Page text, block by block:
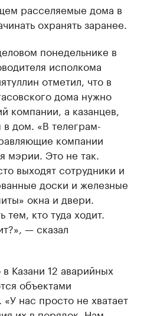
расселяемые дома в
охранять заранее.
понедельнике в
исполкома
отметил, что в
дома нужно
компании, а казанцев,
дом. «В телеграм-
компании
мэрии. Это не так.
выходят сотрудники и
доски и железные
окна и двери.
тем, кто туда ходит.
— сказал
Казани 12 аварийных
объектами
«У нас просто не хватает